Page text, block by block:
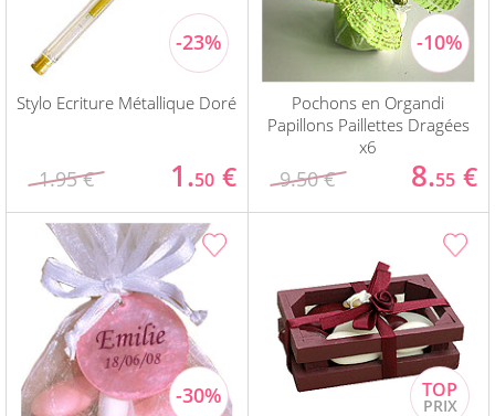
Stylo Ecriture Métallique Doré
1.95 € 1.50 €
Pochons en Organdi
Papillons Paillettes Dragées
x6
9.50 € 8.55 €